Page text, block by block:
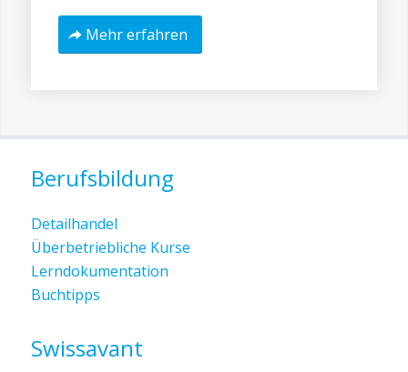
Mehr erfahren
Berufsbildung
Detailhandel
Überbetriebliche Kurse
Lerndokumentation
Buchtipps
Swissavant